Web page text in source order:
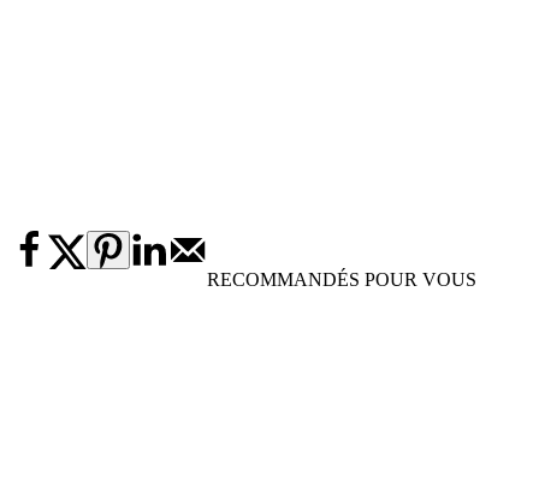
RECOMMANDÉS POUR VOUS